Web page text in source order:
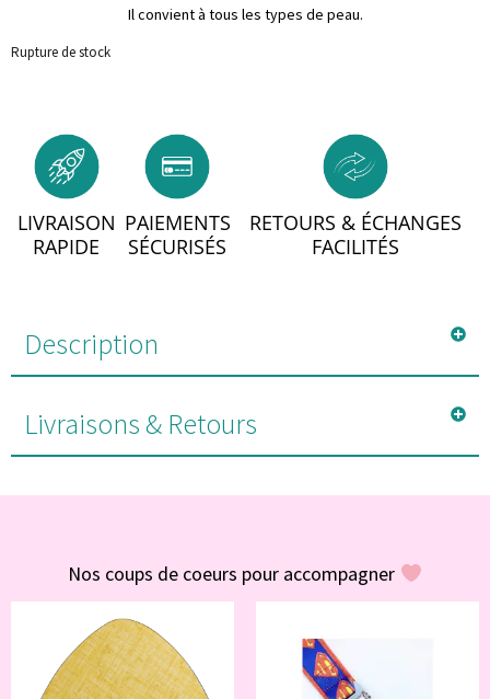
Il convient à tous les types de peau.
Rupture de stock
LIVRAISON
RAPIDE
PAIEMENTS
SÉCURISÉS
RETOURS & ÉCHANGES
FACILITÉS
Description
Livraisons & Retours
Nos coups de coeurs pour accompagner